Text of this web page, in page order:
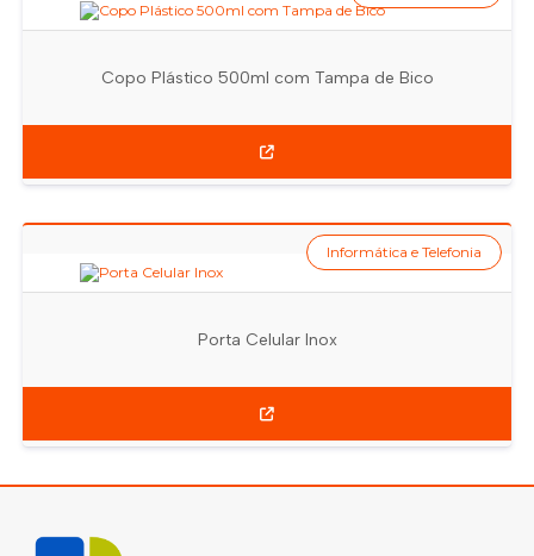
Copo Plástico 500ml com Tampa de Bico
Porta Celular Inox
Informática e Telefonia